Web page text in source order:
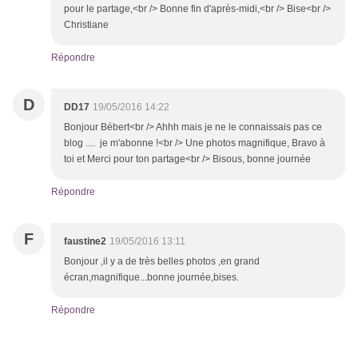
pour le partage,<br /> Bonne fin d'après-midi,<br /> Bise<br />
Christiane
Répondre
D DD17 19/05/2016 14:22
Bonjour Bébert<br /> Ahhh mais je ne le connaissais pas ce
blog .... je m'abonne !<br /> Une photos magnifique, Bravo à
toi et Merci pour ton partage<br /> Bisous, bonne journée
Répondre
F faustine2 19/05/2016 13:11
Bonjour ,il y a de très belles photos ,en grand
écran,magnifique...bonne journée,bises.
Répondre